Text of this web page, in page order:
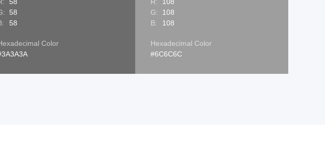
58
58
Color
G:
108
B:
108
Hexadecimal Color
#6C6C6C